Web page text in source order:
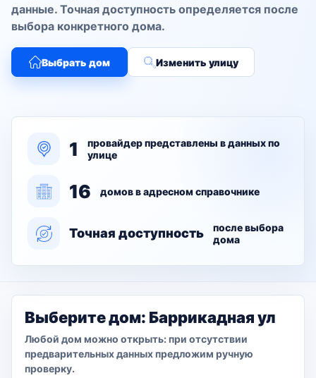
данные. Точная доступность определяется после
выбора конкретного дома.
Выбрать дом Изменить улицу
1
провайдер представлены в данных по
улице
16 домов в адресном справочнике
Точная доступность
после выбора
дома
Выберите дом: Баррикадная ул
Любой дом можно открыть: при отсутствии
предварительных данных предложим ручную
проверку.